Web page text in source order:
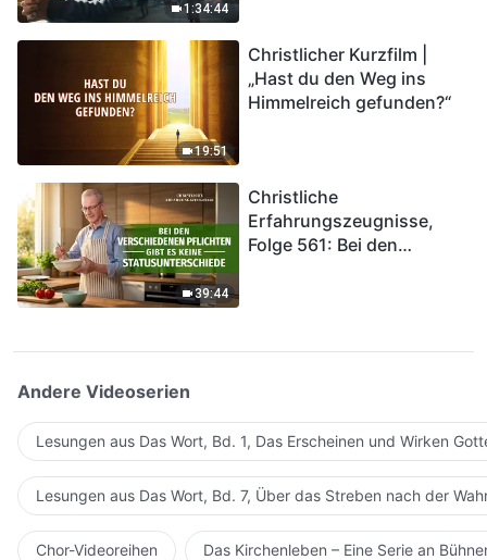
1:34:44
in das Königreich Gottes
eintreten?
19:51
Christlicher Kurzfilm |
„Hast du den Weg ins
Himmelreich gefunden?“
39:44
Christliche
Erfahrungszeugnisse,
Folge 561: Bei den
Andere Videoserien
Lesungen aus Das Wort, Bd. 1, Das Erscheinen und Wirken
Lesungen aus Das Wort, Bd. 7, Über das Streben nach der
Chor-Videoreihen Das Kirchenleben – Eine Serie an